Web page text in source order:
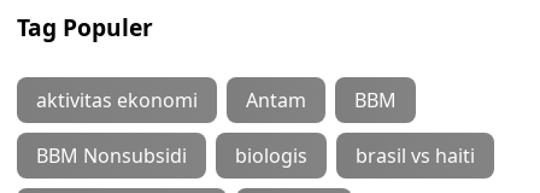
Tag Populer
aktivitas ekonomi Antam BBM
BBM Nonsubsidi biologis brasil vs haiti